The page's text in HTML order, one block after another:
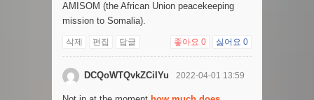
AMISOM (the African Union peacekeeping
mission to Somalia).
삭제 편집 답글 좋아요 0 싫어요 0
DCQoWTQvkZCiIYu 2022-04-01 13:59